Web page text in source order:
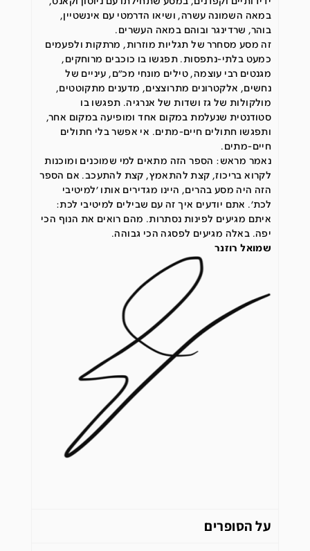
במאה השמונה עשרה, ושיאו הדרמטי עם אינשטיין,
בוהר, שרדינגר ובוהם במאה העשרים.
זה מסע מסחרר של תגליות מוזרות, מרתקות ולפעמים
כמעט בלתי-נתפסות. תפגשו בו כוכבים מרוחקים,
מגנטים רבי עוצמה, טילים מונחי מכ״ם, עיניים של
נחשים, אלקטרונים מתרוצצים, מדענים מתקוטטים,
מולקולות של גז ושדות של אנרגיה. תפגשו בו
סטודנטית שנעלמת במקום אחד ומופיעה במקום אחר,
ותפגשו חתולים חיים-מתים. אי אפשר בלי חתולים
חיים-מתים.
נאמר מראש: הספר הזה מתאים למי שמוכנים ומוכנות
לקרוא בריכוז, קצת להתאמץ, קצת להתעכב. אם הספר
הזה היה מסע בהרים, היינו מגדירים אותו ׳למיטיבי
לכת׳. אתם יודעים איך זה עם שבילים למיטיבי לכת:
איתם מגיעים לפינות נסתרות. מהם רואים את הנוף הכי
יפה. באלה מגיעים לפסגה הכי גבוהה.
שמואל רוזנר
על הסופרים